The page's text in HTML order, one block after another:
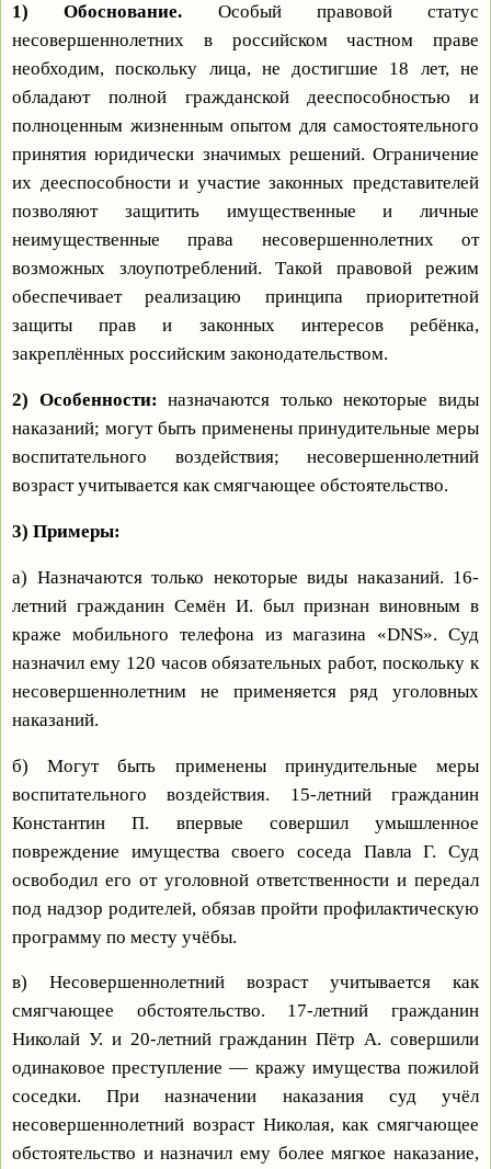
1) Обоснование. Особый правовой статус
несовершеннолетних в российском частном праве
необходим, поскольку лица, не достигшие 18 лет, не
обладают полной гражданской дееспособностью и
полноценным жизненным опытом для самостоятельного
принятия юридически значимых решений. Ограничение
их дееспособности и участие законных представителей
позволяют защитить имущественные и личные
неимущественные права несовершеннолетних от
возможных злоупотреблений. Такой правовой режим
обеспечивает реализацию принципа приоритетной
защиты прав и законных интересов ребёнка,
закреплённых российским законодательством.
2) Особенности: назначаются только некоторые виды
наказаний; могут быть применены принудительные меры
воспитательного воздействия; несовершеннолетний
возраст учитывается как смягчающее обстоятельство.
3) Примеры:
а) Назначаются только некоторые виды наказаний. 16-
летний гражданин Семён И. был признан виновным в
краже мобильного телефона из магазина «DNS». Суд
назначил ему 120 часов обязательных работ, поскольку к
несовершеннолетним не применяется ряд уголовных
наказаний.
б) Могут быть применены принудительные меры
воспитательного воздействия. 15-летний гражданин
Константин П. впервые совершил умышленное
повреждение имущества своего соседа Павла Г. Суд
освободил его от уголовной ответственности и передал
под надзор родителей, обязав пройти профилактическую
программу по месту учёбы.
в) Несовершеннолетний возраст учитывается как
смягчающее обстоятельство. 17-летний гражданин
Николай У. и 20-летний гражданин Пётр А. совершили
одинаковое преступление — кражу имущества пожилой
соседки. При назначении наказания суд учёл
несовершеннолетний возраст Николая, как смягчающее
обстоятельство и назначил ему более мягкое наказание,